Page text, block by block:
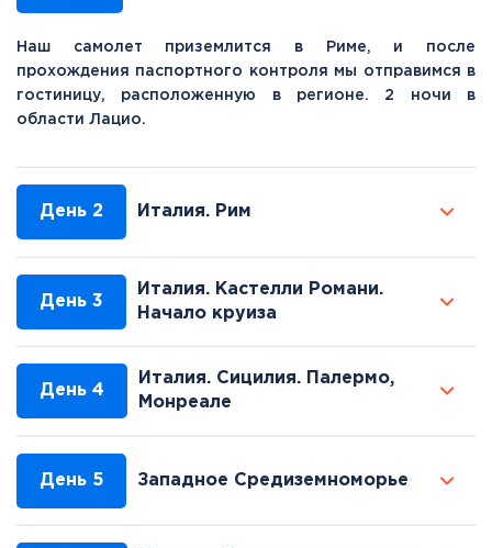
Наш самолет приземлится в Риме, и после
прохождения паспортного контроля мы отправимся в
гостиницу, расположенную в регионе. 2 ночи в
области Лацио.
День 2 Италия. Рим
День 3
Италия. Кастелли Романи.
Начало круиза
День 4
Италия. Сицилия. Палермо,
Монреале
День 5 Западное Средиземноморье